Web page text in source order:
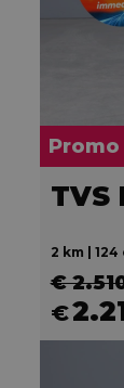
Promo
TVS
2 km | 124
€
€